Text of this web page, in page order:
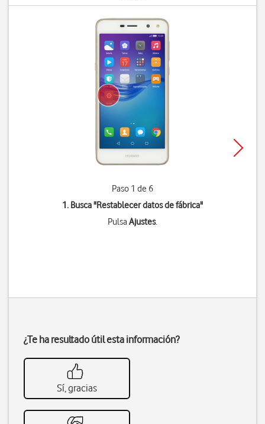
Paso 1 de 6
1. Busca "Restablecer datos de fábrica"
PulsaAjustes.
¿Te ha resultado útil esta información?
Sí, gracias